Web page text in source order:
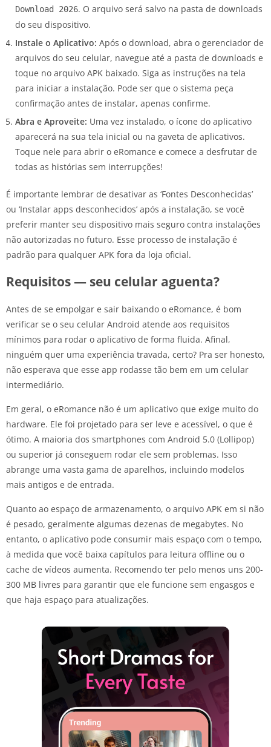
Download 2026. O arquivo será salvo na pasta de downloads
do seu dispositivo.
Instale o Aplicativo: Após o download, abra o gerenciador de
arquivos do seu celular, navegue até a pasta de downloads e
toque no arquivo APK baixado. Siga as instruções na tela
para iniciar a instalação. Pode ser que o sistema peça
confirmação antes de instalar, apenas confirme.
Abra e Aproveite: Uma vez instalado, o ícone do aplicativo
aparecerá na sua tela inicial ou na gaveta de aplicativos.
Toque nele para abrir o eRomance e comece a desfrutar de
todas as histórias sem interrupções!
É importante lembrar de desativar as ‘Fontes Desconhecidas’
ou ‘Instalar apps desconhecidos’ após a instalação, se você
preferir manter seu dispositivo mais seguro contra instalações
não autorizadas no futuro. Esse processo de instalação é
padrão para qualquer APK fora da loja oficial.
Requisitos — seu celular aguenta?
Antes de se empolgar e sair baixando o eRomance, é bom
verificar se o seu celular Android atende aos requisitos
mínimos para rodar o aplicativo de forma fluida. Afinal,
ninguém quer uma experiência travada, certo? Pra ser honesto,
não esperava que esse app rodasse tão bem em um celular
intermediário.
Em geral, o eRomance não é um aplicativo que exige muito do
hardware. Ele foi projetado para ser leve e acessível, o que é
ótimo. A maioria dos smartphones com Android 5.0 (Lollipop)
ou superior já conseguem rodar ele sem problemas. Isso
abrange uma vasta gama de aparelhos, incluindo modelos
mais antigos e de entrada.
Quanto ao espaço de armazenamento, o arquivo APK em si não
é pesado, geralmente algumas dezenas de megabytes. No
entanto, o aplicativo pode consumir mais espaço com o tempo,
à medida que você baixa capítulos para leitura offline ou o
cache de vídeos aumenta. Recomendo ter pelo menos uns 200-
300 MB livres para garantir que ele funcione sem engasgos e
que haja espaço para atualizações.